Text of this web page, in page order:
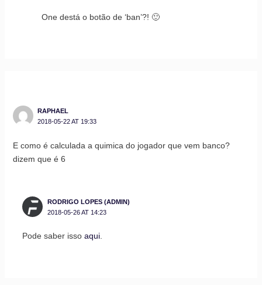
One destá o botão de ‘ban’?! 🙂
RAPHAEL
2018-05-22 AT 19:33
E como é calculada a quimica do jogador que vem banco?
dizem que é 6
RODRIGO LOPES (ADMIN)
2018-05-26 AT 14:23
Pode saber isso aqui.